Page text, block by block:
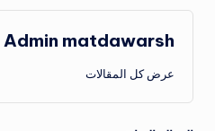
Admin matdawarsh
عرض كل المقالات